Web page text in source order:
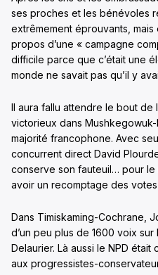
ses proches et les bénévoles
extrêmement éprouvants,
propos d’une « campagne
difficile parce que c’était une
monde ne savait pas qu’il y
Il aura fallu attendre le bout
victorieux dans
majorité francophone. Avec
concurrent direct David
conserve son fauteuil… pour le
avoir un recomptage des
Dans Timiskaming-Cochrane,
d’un peu plus de 1600 voix
Delaurier. Là aussi le NPD
aux progressistes-